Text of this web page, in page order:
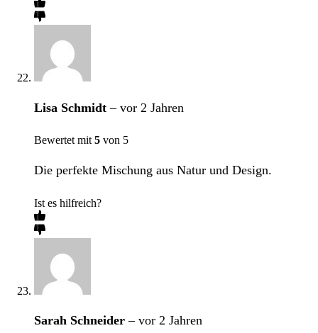
Lisa Schmidt– vor 2 Jahren
Bewertet mit5 von 5
Die perfekte Mischung aus Natur und Design.
Ist es hilfreich?
Sarah Schneider– vor 2 Jahren